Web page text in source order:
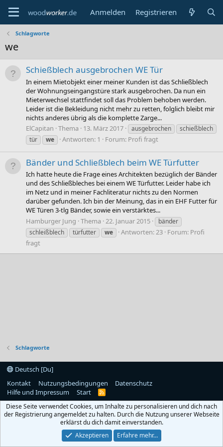
Anmelden Registrieren
Schlagworte
we
Schießblech ausgebrochen WE Tür
In einem Mietobjekt einer meiner Kunden ist das Schließblech
der Wohnungseingangstüre stark ausgebrochen. Da nun ein
Mieterwechsel stattfindet soll das Problem behoben werden.
Leider ist die Bekleidung nicht mehr zu retten, folglich bleibt mir
nichts anderes übrig als die komplette Zarge...
ElCapitan Thema 13. März 2017 ausgebrochen
schießblech
tür
we Antworten: 1 Forum: Profi fragt
Bänder und Schließblech beim WE Türfutter
Ich hatte heute die Frage eines Architekten bezüglich der Bänder
und des Schließbleches bei einem WE Türfutter. Leider habe ich
im Netz und in meiner Fachliteratur nichts zu den Normen
darüber gefunden. Ich bin der Meinung, das in ein EHF Futter für
WE Türen 3-tlg Bänder, sowie ein verstärktes...
Hamburger Jung Thema 22. Januar 2015
bänder
schleißblech
türfutter we Antworten: 23 Forum: Profi
fragt
Schlagworte
Deutsch [Du]
Kontakt
Nutzungsbedingungen
Datenschutz
Hilfe und Impressum
Start
R
S
Diese Seite verwendet Cookies, um Inhalte zu personalisieren und dich nach
der Registrierung angemeldet zu halten. Durch die Nutzung unserer Webseite
erklärst du dich damit einverstanden.
Akzeptieren
Erfahre mehr…